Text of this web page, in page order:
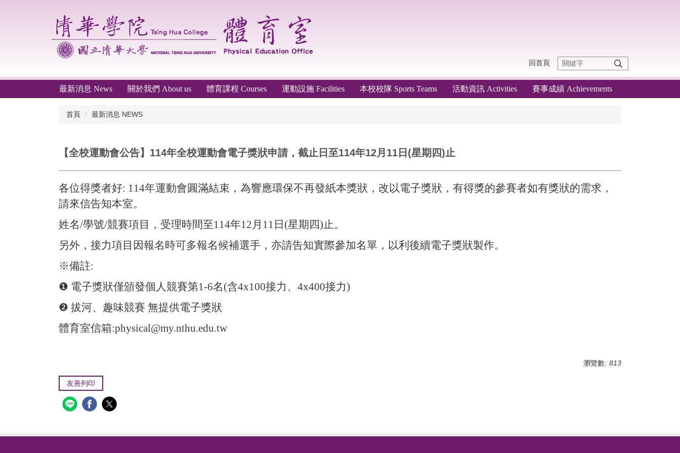
回首頁
最新消息 News 關於我們 About us 體育課程 Courses 運動設施 Facilities 本校校隊 Sports Teams 活動資訊 Activities 賽事成績 Achievements
首頁 最新消息 NEWS
【全校運動會公告】114年全校運動會電子獎狀申請，截止日至114年12月11日(星期四)止
各位得獎者好: 114年運動會圓滿結束，為響應環保不再發紙本獎狀，改以電子獎狀，有得獎的參賽者如有獎狀的需求，
請來信告知本室。
姓名/學號/競賽項目，受理時間至114年12月11日(星期四)止。
另外，接力項目因報名時可多報名候補選手，亦請告知實際參加名單，以利後續電子獎狀製作。
※備註:
❶ 電子獎狀僅頒發個人競賽第1-6名(含4x100接力、4x400接力)
❷ 拔河、趣味競賽 無提供電子獎狀
體育室信箱:physical@my.nthu.edu.tw
瀏覽數: 813
友善列印